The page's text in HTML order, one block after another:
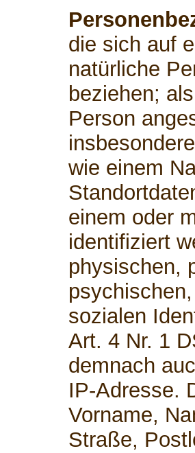
die sich auf
natürliche
beziehen;
Person
wie einem
einem oder
identifiziert
physischen,
sozialen
Art. 4 Nr. 1
demnach
IP-Adresse.
Vorname,
Straße,